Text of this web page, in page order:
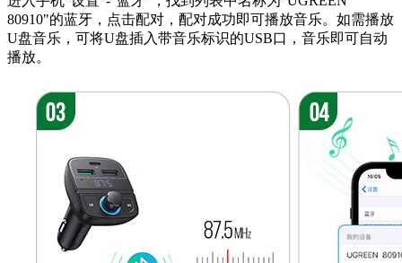
80910"的蓝牙，点击配对，配对成功即可播放音乐。如需播放
U盘音乐，可将U盘插入带音乐标识的USB口，音乐即可自动
播放。